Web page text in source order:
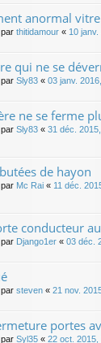
anormal
thitidamour « 10
qui ne se
Sly83 « 03 janv.
ne se ferme
Sly83 « 31 déc.
de hayon
Mc Rai « 11 déc.
conducteur
Django1er « 03 déc.
steven « 21 nov.
portes
Syl35 « 22 oct. 2015,